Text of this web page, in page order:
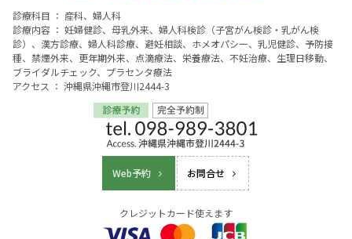
診療科目 ： 産科、婦人科
診療内容 ： 妊婦健診、母乳外来、婦人科検診（子宮がん検診・乳がん検
診）、漢方診療、婦人科診療、避妊相談、ホメオパシー、乳児健診、予防接
種、禁煙外来、更年期外来、点滴療法、栄養療法、不妊治療、生理日移動、
ブライダルチェック、プラセンタ療法
アクセス ： 沖縄県沖縄市登川2444-3
Web予約 お問合せ
クレジットカード使えます